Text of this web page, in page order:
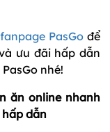
fanpage PasGo để
ưu đãi hấp dẫn
nhé!
ăn online nhanh
dẫn